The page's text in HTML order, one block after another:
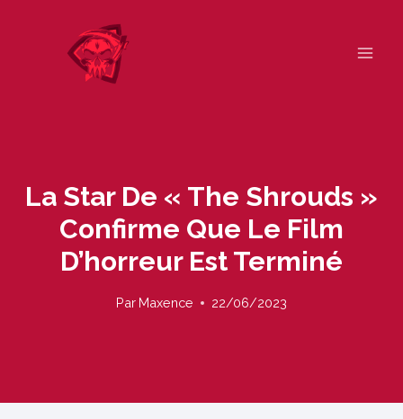
La Star De « The Shrouds »
Confirme Que Le Film
D’horreur Est Terminé
Par Maxence 22/06/2023